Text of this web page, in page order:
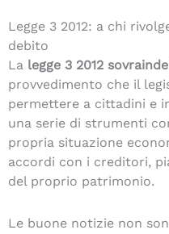
Legge 3 2012: a chi
debito
La legge 3 2012
provvedimento che il
permettere a cittadini e
una serie di strumenti
propria situazione
accordi con i creditori,
del proprio patrimonio.
Le buone notizie non